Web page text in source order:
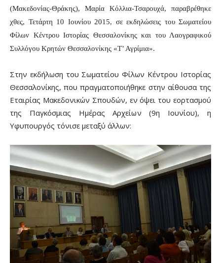
(Μακεδονίας-Θράκης), Μαρία Κόλλια-Τσαρουχά, παραβρέθηκε
χθες, Τετάρτη 10 Ιουνίου 2015, σε εκδηλώσεις του Σωματείου
Φίλων Κέντρου Ιστορίας Θεσσαλονίκης και του Λαογραφικού
Συλλόγου Κρητών Θεσσαλονίκης «Τ’ Αγρίμια».
Στην εκδήλωση του Σωματείου Φίλων Κέντρου Ιστορίας
Θεσσαλονίκης, που πραγματοποιήθηκε στην αίθουσα της
Εταιρίας Μακεδονικών Σπουδών, εν όψει του εορτασμού
της Παγκόσμιας Ημέρας Αρχείων (9η Ιουνίου), η
Υφυπουργός τόνισε μεταξύ άλλων: